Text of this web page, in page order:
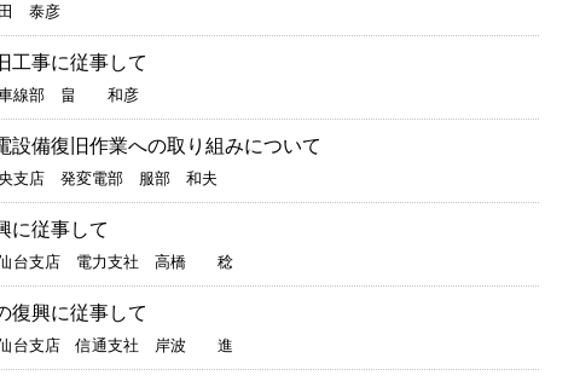
田 泰彦
工事に従事して
車線部 畠 和彦
設備復旧作業への取り組みについて
央支店 発変電部 服部 和夫
に従事して
仙台支店 電力支社 高橋 稔
復興に従事して
仙台支店 信通支社 岸波 進